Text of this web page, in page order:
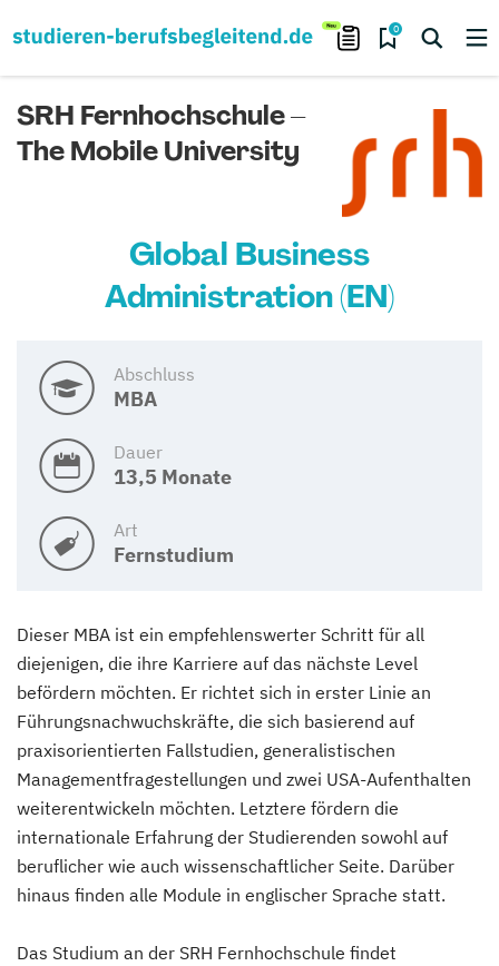
0
SRH Fernhochschule –
The Mobile University
Global Business
Administration (EN)
Abschluss
MBA
Dauer
13,5 Monate
Art
Fernstudium
Dieser MBA ist ein empfehlenswerter Schritt für all
diejenigen, die ihre Karriere auf das nächste Level
befördern möchten. Er richtet sich in erster Linie an
Führungsnachwuchskräfte, die sich basierend auf
praxisorientierten Fallstudien, generalistischen
Managementfragestellungen und zwei USA-Aufenthalten
weiterentwickeln möchten. Letztere fördern die
internationale Erfahrung der Studierenden sowohl auf
beruflicher wie auch wissenschaftlicher Seite. Darüber
hinaus finden alle Module in englischer Sprache statt.
Das Studium an der SRH Fernhochschule findet